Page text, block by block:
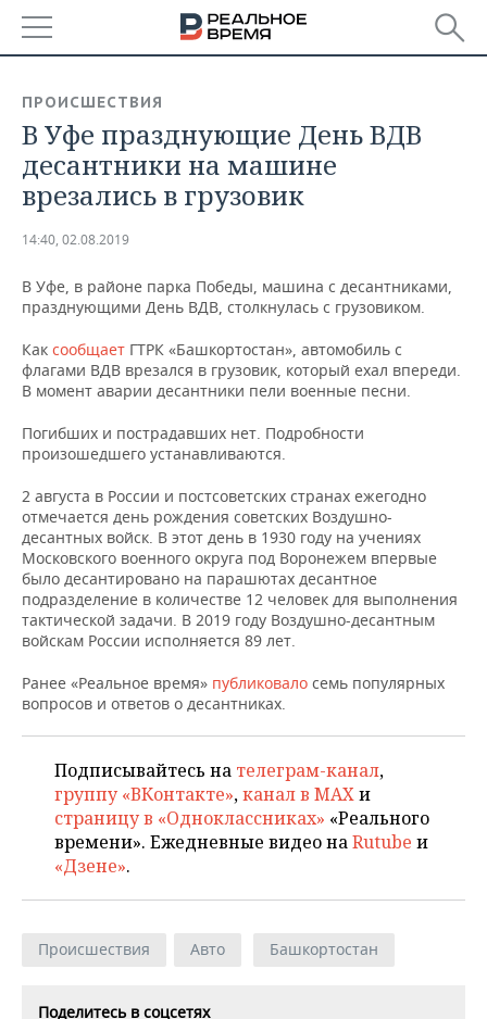
БАШКОРТОСТАН
ТАТАРСТАН
НОВОСТИ
АНАЛИТИКА
ДЕКЛАРАЦИИ О ДОХОДАХ
ВУЗЫ ТАТАРСТАНА
КОМУ ПРИНАДЛЕЖАТ
ТОРГОВЫЕ ЦЕНТРЫ
ТАТАРСТАНА
НОВОСТИ ЭКОНОМИКИ
БАНКИ
БЮДЖЕТ
ПРОМЫШЛЕННОСТЬ
ПРОМЫШЛЕННОСТИ
АГРОПРОМ
МАШИНОСТРОЕНИЕ
НЕФТЕХИМИЯ
НЕФТЬ
ОПК
ЭНЕРГЕТИКА
НОВОСТИ НЕДВИЖИМОСТИ
АВТО
НОВОСТИ АВТО
БИЗНЕС
РОЗНИЧНАЯ ТОРГОВЛЯ
ТРАНСПОРТ
УСЛУГИ
НОВОСТИ ТЕХНОЛОГИЙ
IT
МЕДИА
ТЕЛЕКОММУНИКАЦИИ
МЕРОПРИЯТИЯ
НОВОСТИ МЕРОПРИЯТИЙ
ВЫЕЗДНАЯ РЕДАКЦИЯ
БИЗНЕС-БРАНЧИ
ОТКРЫТАЯ ЛЕКЦИЯ
СПОРТ
НОВОСТИ СПОРТА
ФУТБОЛ
БАСКЕТБОЛ
ВОЛЕЙБОЛ
КИБЕРСПОРТ
ОБЩЕСТВО
НОВОСТИ ОБЩЕСТВА
ИНФРАСТРУКТУРА
ИСТОРИЯ
КУЛЬТУРА
ФОТОГАЛЕРЕЯ
СПРАВОЧНИК
СПИСОК ПЕРСОН
СПИСОК КОМПАНИЙ
ПОЛНАЯ ВЕРСИЯ
ПРОИСШЕСТВИЯ
В Уфе празднующие День ВДВ
десантники на машине
врезались в грузовик
14:40, 02.08.2019
В Уфе, в районе парка Победы, машина с десантниками,
празднующими День ВДВ, столкнулась с грузовиком.
Как сообщает ГТРК «Башкортостан», автомобиль с
флагами ВДВ врезался в грузовик, который ехал впереди.
В момент аварии десантники пели военные песни.
Погибших и пострадавших нет. Подробности
произошедшего устанавливаются.
2 августа в России и постсоветских странах ежегодно
отмечается день рождения советских Воздушно-
десантных войск. В этот день в 1930 году на учениях
Московского военного округа под Воронежем впервые
было десантировано на парашютах десантное
подразделение в количестве 12 человек для выполнения
тактической задачи. В 2019 году Воздушно-десантным
войскам России исполняется 89 лет.
Ранее «Реальное время» публиковало семь популярных
вопросов и ответов о десантниках.
Подписывайтесь на телеграм-канал,
группу «ВКонтакте»,канал в MAXи
страницу в «Одноклассниках» «Реального
времени». Ежедневные видео наRutube и
«Дзене».
Происшествия Авто Башкортостан
Поделитесь в соцсетях